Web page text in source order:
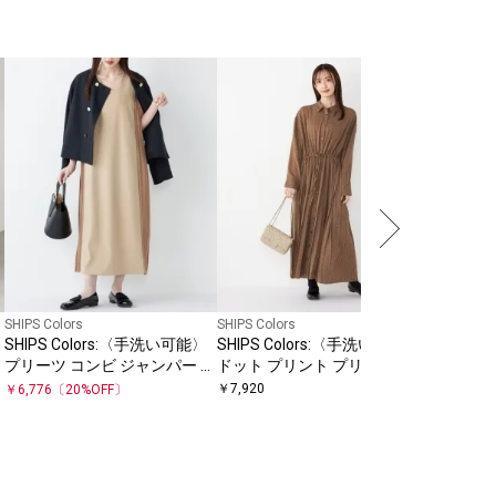
SHIPS Colors
SHIPS Colors:〈手洗い可能〉
プリーツ コンビ ジャンパー ワ
ンピース
￥ 6,776 〔20%OFF〕
SHIPS Colors
SHIPS Colors:〈手洗い可能〉
ドット プリント プリーツ シャ
ツ ワンピース
￥ 7,920